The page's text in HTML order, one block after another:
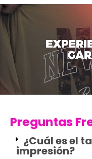
Preguntas
¿Cuál es el
impresión?